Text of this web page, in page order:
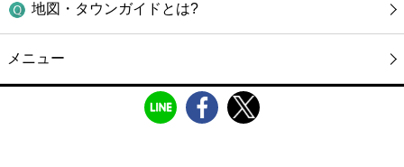
地図・タウンガイドとは?
メニュー